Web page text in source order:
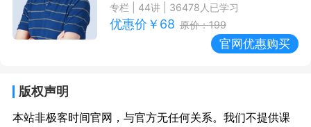
专栏
44讲 | 36478 人已学习
优惠价￥ 68 原价：199
官网优惠购买
版权声明
本站非极客时间官网，与官方无任何关系。我们不提供课